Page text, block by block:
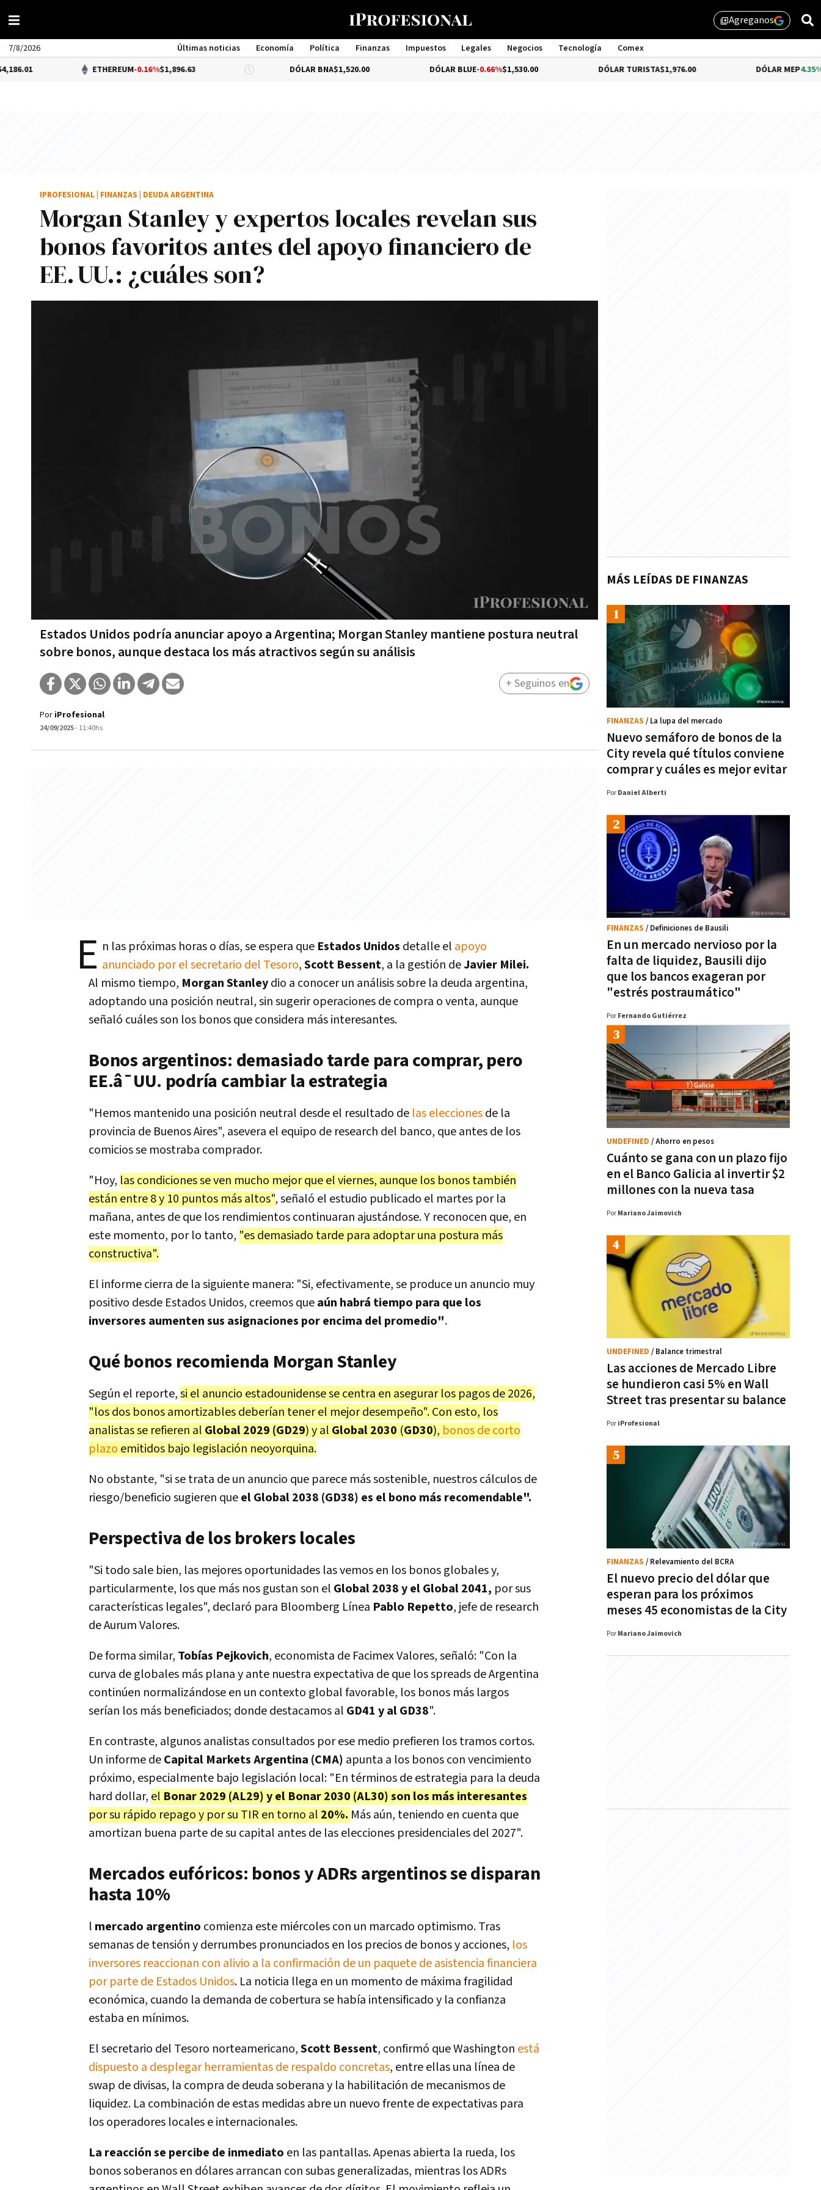
library_addAgreganos
7/8/2026 Últimas noticias Economía Política Finanzas Impuestos Legales Negocios Tecnología
Comex
Management
ETHEREUM-0.16%$1,896.63 DÓLAR BNA$1,520.00 DÓLAR BLUE-0.66%$1,530.00 DÓLAR TURISTA$1,976.00 DÓLAR MEP4.35% $1,579.46
Morgan Stanley y expertos locales revelan sus
bonos favoritos antes del apoyo financiero de
EE. UU.: ¿cuáles son?
Estados Unidos podría anunciar apoyo a Argentina; Morgan Stanley mantiene postura neutral
sobre bonos, aunque destaca los más atractivos según su análisis
IPROFESIONAL FINANZAS DEUDA ARGENTINA
Por iProfesional
24/09/2025- 11:40hs
+ Seguinos en
E n las próximas horas o días, se espera que Estados Unidos detalle el apoyo
anunciado por el secretario del Tesoro,Scott Bessent, a la gestión deJavier Milei.
Al mismo tiempo, Morgan Stanleydio a conocer un análisis sobre la deuda argentina,
adoptando una posición neutral, sin sugerir operaciones de compra o venta, aunque
señaló cuáles son los bonos que considera más interesantes.
Bonos argentinos: demasiado tarde para comprar, pero
EE.â¯UU. podría cambiar la estrategia
"Hemos mantenido una posición neutral desde el resultado de las eleccionesde la
provincia de Buenos Aires", asevera el equipo de research del banco, que antes de los
comicios se mostraba comprador.
"Hoy, las condiciones se ven mucho mejor que el viernes, aunque los bonos también
están entre 8 y 10 puntos más altos", señaló el estudio publicado el martes por la
mañana, antes de que los rendimientos continuaran ajustándose. Y reconocen que, en
este momento, por lo tanto, "es demasiado tarde para adoptar una postura más
constructiva".
El informe cierra de la siguiente manera: "Si, efectivamente, se produce un anuncio muy
positivo desde Estados Unidos, creemos queaún habrá tiempo para que los
inversores aumenten sus asignaciones por encima del promedio".
Qué bonos recomienda Morgan Stanley
Según el reporte,si el anuncio estadounidense se centra en asegurar los pagos de 2026,
"los dos bonos amortizables deberían tener el mejor desempeño". Con esto, los
analistas se refieren al Global 2029 (GD29) y al Global 2030 (GD30), bonos de corto
plazo emitidos bajo legislación neoyorquina.
No obstante, "si se trata de un anuncio que parece más sostenible, nuestros cálculos de
riesgo/beneficio sugieren queel Global 2038 (GD38) es el bono más recomendable".
Perspectiva de los brokers locales
"Si todo sale bien, las mejores oportunidades las vemos en los bonos globales y,
particularmente, los que más nos gustan son el Global 2038 y el Global 2041, por sus
características legales", declaró para Bloomberg Línea Pablo Repetto, jefe de research
de Aurum Valores.
De forma similar, Tobías Pejkovich, economista de Facimex Valores, señaló: "Con la
curva de globales más plana y ante nuestra expectativa de que los spreads de Argentina
continúen normalizándose en un contexto global favorable, los bonos más largos
serían los más beneficiados; donde destacamos al GD41 y al GD38".
En contraste, algunos analistas consultados por ese medio prefieren los tramos cortos.
Un informe deCapital Markets Argentina (CMA) apunta a los bonos con vencimiento
próximo, especialmente bajo legislación local: "En términos de estrategia para la deuda
hard dollar, el Bonar 2029 (AL29) y el Bonar 2030 (AL30) son los más interesantes
por su rápido repago y por su TIR en torno al 20%. Más aún, teniendo en cuenta que
amortizan buena parte de su capital antes de las elecciones presidenciales del 2027".
Mercados eufóricos: bonos y ADRs argentinos se disparan
hasta 10%
l mercado argentino comienza este miércoles con un marcado optimismo. Tras
semanas de tensión y derrumbes pronunciados en los precios de bonos y acciones, los
inversores reaccionan con alivio a la confirmación de un paquete de asistencia financiera
por parte de Estados Unidos. La noticia llega en un momento de máxima fragilidad
económica, cuando la demanda de cobertura se había intensificado y la confianza
estaba en mínimos.
El secretario del Tesoro norteamericano,Scott Bessent, confirmó que Washington está
dispuesto a desplegar herramientas de respaldo concretas, entre ellas una línea de
swap de divisas, la compra de deuda soberana y la habilitación de mecanismos de
liquidez. La combinación de estas medidas abre un nuevo frente de expectativas para
los operadores locales e internacionales.
La reacción se percibe de inmediato en las pantallas. Apenas abierta la rueda, los
bonos soberanos en dólares arrancan con subas generalizadas, mientras los ADRs
MÁS LEÍDAS DE FINANZAS
Nuevo semáforo de bonos de la
City revela qué títulos conviene
comprar y cuáles es mejor evitar
FINANZAS / La lupa del mercado
Por Daniel Alberti
En un mercado nervioso por la
falta de liquidez, Bausili dijo
que los bancos exageran por
"estrés postraumático"
FINANZAS / Definiciones de Bausili
Por Fernando Gutiérrez
Cuánto se gana con un plazo fijo
en el Banco Galicia al invertir $2
millones con la nueva tasa
UNDEFINED / Ahorro en pesos
Por Mariano Jaimovich
Las acciones de Mercado Libre
se hundieron casi 5% en Wall
Street tras presentar su balance
UNDEFINED / Balance trimestral
Por iProfesional
El nuevo precio del dólar que
esperan para los próximos
meses 45 economistas de la City
FINANZAS / Relevamiento del BCRA
Por Mariano Jaimovich